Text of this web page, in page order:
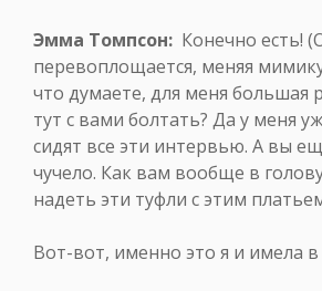
Эмма Томпсон: Конечно есть!
перевоплощается, меняя
что думаете, для меня большая
тут с вами болтать? Да у меня
сидят все эти интервью. А вы
чучело. Как вам вообще в
надеть эти туфли с этим
Вот-вот, именно это я и имела в